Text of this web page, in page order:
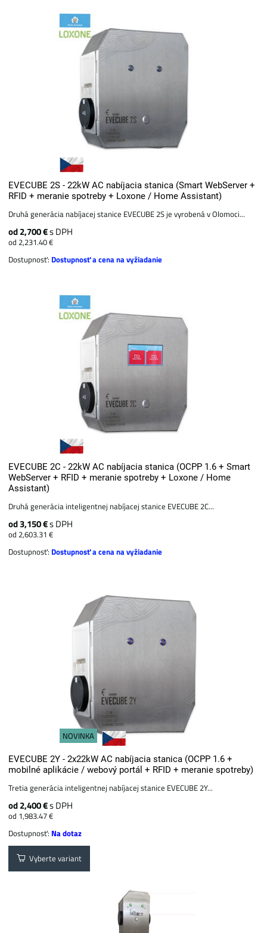
EVECUBE 2S - 22kW AC nabíjacia stanica (Smart WebServer +
RFID + meranie spotreby + Loxone / Home Assistant)
Druhá generácia nabíjacej stanice EVECUBE 2S je vyrobená v Olomoci...
od 2,700 €s DPH
od 2,231.40 €
Dostupnosť: Dostupnosť a cena na vyžiadanie
EVECUBE 2C - 22kW AC nabíjacia stanica (OCPP 1.6 + Smart
WebServer + RFID + meranie spotreby + Loxone / Home
Assistant)
Druhá generácia inteligentnej nabíjacej stanice EVECUBE 2C...
od 3,150 €s DPH
od 2,603.31 €
Dostupnosť: Dostupnosť a cena na vyžiadanie
NOVINKA
EVECUBE 2Y - 2x22kW AC nabíjacia stanica (OCPP 1.6 +
mobilné aplikácie / webový portál + ​​RFID + meranie spotreby)
Tretia generácia inteligentnej nabíjacej stanice EVECUBE 2Y...
od 2,400 €s DPH
od 1,983.47 €
Dostupnosť: Na dotaz
Vyberte variant